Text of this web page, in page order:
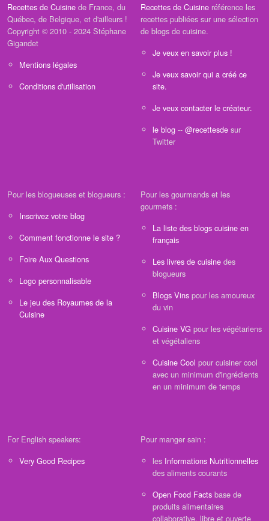
Recettes de Cuisine de France, du
Québec, de Belgique, et d'ailleurs !
Copyright © 2010 - 2024 Stéphane
Gigandet
Mentions légales
Conditions d'utilisation
Recettes de Cuisine référence les
recettes publiées sur une sélection
de blogs de cuisine.
Je veux en savoir plus !
Je veux savoir qui a créé ce
site.
Je veux contacter le créateur.
le blog -- @recettesde sur
Twitter
Pour les blogueuses et blogueurs :
Inscrivez votre blog
Comment fonctionne le site ?
Foire Aux Questions
Logo personnalisable
Le jeu des Royaumes de la
Cuisine
Pour les gourmands et les
gourmets :
La liste des blogs cuisine en
français
Les livres de cuisine des
blogueurs
Blogs Vins pour les amoureux
du vin
Cuisine VG pour les végétariens
et végétaliens
Cuisine Cool pour cuisiner cool
avec un minimum d'ingrédients
en un minimum de temps
For English speakers:
Very Good Recipes
Pour manger sain :
les Informations Nutritionnelles
des aliments courants
Open Food Facts base de
produits alimentaires
collaborative, libre et ouverte